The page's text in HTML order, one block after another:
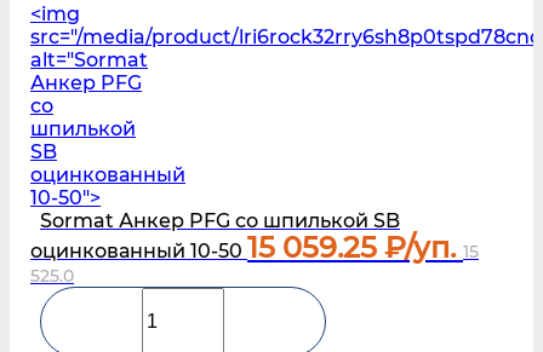
<img
src="/media/product/
alt="Sormat
Анкер PFG
со
шпилькой
SB
оцинкованный
10-50">
Sormat Анкер PFG со шпилькой SB
оцинкованный 10-50 15 059.25 ₽/уп. 15
525.0